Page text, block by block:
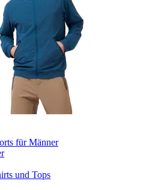
für Männer
und Tops